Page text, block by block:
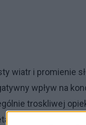
wiatr i promienie
wpływ na
troskliwej
pojawiają się na